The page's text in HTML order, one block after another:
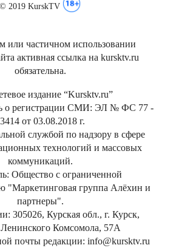
© 2019 KurskTV
частичном использовании
активная ссылка на kursktv.ru
обязательна.
издание “Kursktv.ru”
о регистрации СМИ: ЭЛ № ФС 77 -
от 03.08.2018 г.
службой по надзору в сфере
технологий и массовых
коммуникаций.
Общество с ограниченной
"Маркетинговая группа Алёхин и
партнеры".
305026, Курская обл., г. Курск,
Комсомола, 57А
почты редакции: info@kursktv.ru